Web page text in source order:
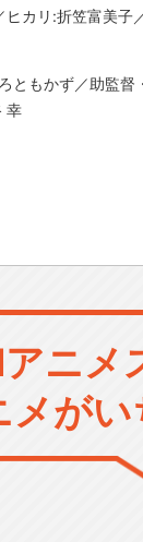
カリ:折笠富美
ともかず／助監
幸
ニメ
がい